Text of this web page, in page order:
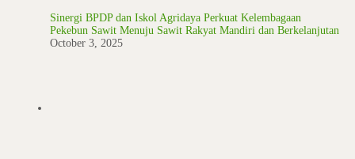
Sinergi BPDP dan Iskol Agridaya Perkuat Kelembagaan
Pekebun Sawit Menuju Sawit Rakyat Mandiri dan Berkelanjutan
October 3, 2025